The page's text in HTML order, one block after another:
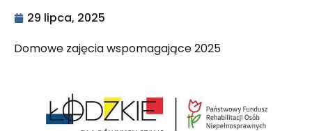
29 lipca, 2025
Domowe zajęcia wspomagające 2025